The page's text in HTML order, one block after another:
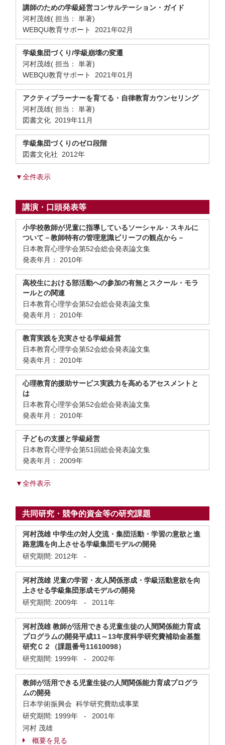
講師のための学級経営コンサルテーション・ガイド
河村茂雄( 担当： 単著)
WEBQU教育サポート 2021年02月
学級集団づくり/学級崩壊の変遷
河村茂雄( 担当： 単著)
WEBQU教育サポート 2021年01月
アクティブラーナーを育てる・自律教育カウンセリング
河村茂雄( 担当： 単著)
図書文化 2019年11月
学級集団づくりのゼロ段階
図書文化社 2012年
▼全件表示
講演・口頭発表等
小学校教師が児童に指導しているソーシャル・スキルに
ついて－教師特有の管理意識ビリーフの観点から－
日本教育心理学会第52会総会発表論文集
発表年月： 2010年
高校生における部活動への参加の有無とスクール・モラ
ールとの関連
日本教育心理学会第52会総会発表論文集
発表年月： 2010年
教育実践を充実させる学級経営
日本教育心理学会第52会総会発表論文集
発表年月： 2010年
心理教育的援助サービス実践力を高めるアセスメントと
は
日本教育心理学会第52会総会発表論文集
発表年月： 2010年
子どもの支援と学級経営
日本教育心理学会第51回総会発表論文集
発表年月： 2009年
▼全件表示
共同研究・競争的資金等の研究課題
河村茂雄 中学生の対人交流・集団活動・学習の意欲と進
路意識を向上させる学級集団モデルの開発
研究期間: 2012年 -
河村茂雄 児童の学習・友人関係形成・学級活動意欲を向
上させる学級集団形成モデルの開発
研究期間: 2009年 - 2011年
河村茂雄 教師が活用できる児童生徒の人間関係能力育成
プログラムの開発平成11～13年度科学研究費補助金基盤
研究Ｃ２（課題番号11610098）
研究期間: 1999年 - 2002年
教師が活用できる児童生徒の人間関係能力育成プログラ
ムの開発
日本学術振興会 科学研究費助成事業
研究期間: 1999年 -
2001年
河村 茂雄
概要を見る